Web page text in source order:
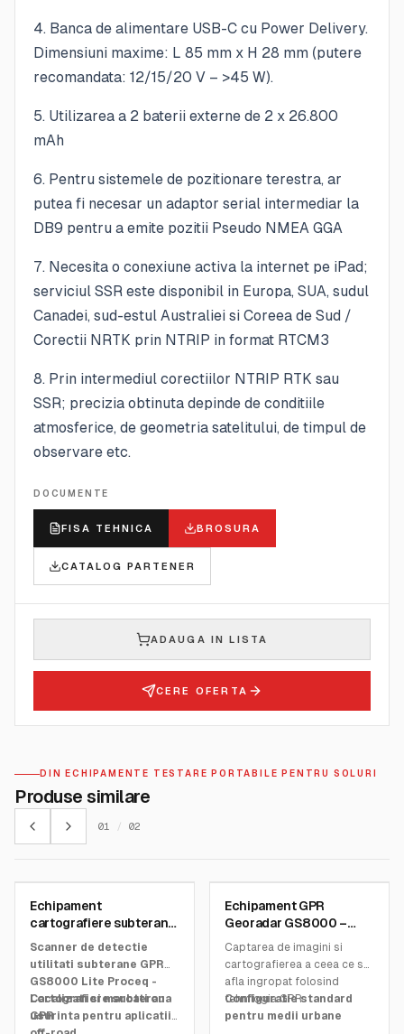
4. Banca de alimentare USB-C cu Power Delivery.
Dimensiuni maxime: L 85 mm x H 28 mm (putere
recomandata: 12/15/20 V – >45 W).
5. Utilizarea a 2 baterii externe de 2 x 26.800
mAh
6. Pentru sistemele de pozitionare terestra, ar
putea fi necesar un adaptor serial intermediar la
DB9 pentru a emite pozitii Pseudo NMEA GGA
7. Necesita o conexiune activa la internet pe iPad;
serviciul SSR este disponibil in Europa, SUA, sudul
Canadei, sud-estul Australiei si Coreea de Sud /
Corectii NRTK prin NTRIP in format RTCM3
8. Prin intermediul corectiilor NTRIP RTK sau
SSR; precizia obtinuta depinde de conditiile
atmosferice, de geometria satelitului, de timpul de
observare etc.
DOCUMENTE
FISA TEHNICA BROSURA
CATALOG PARTENER
ADAUGA IN LISTA
CERE OFERTA
DIN ECHIPAMENTE TESTARE PORTABILE PENTRU SOLURI
Produse similare
01 / 02
SKU:3955110A
Echipament
cartografiere subterana
GPR GS8000 Lite
Scanner de detectie
utilitati subterane GPR
GS8000 Lite Proceq -
Cartografiere subterana
GPR
Localizati si marcati cu
usurinta pentru aplicatii
SKU:39355101
Echipament GPR
Georadar GS8000 –
Proceq | tecnos.ro
Captarea de imagini si
cartografierea a ceea ce se
afla ingropat folosind
tehnilogia GPR
Configuratie standard
pentru medii urbane